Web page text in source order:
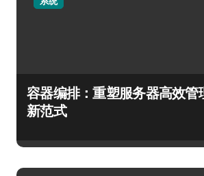
容器编排：重塑服务器高效管
新范式